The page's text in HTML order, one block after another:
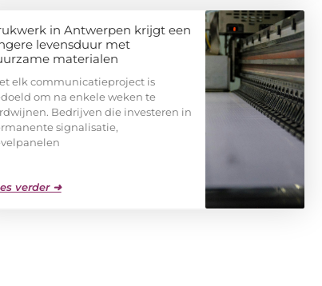
in Antwerpen krijgt een
levensduur met
materialen
elk communicatieproject is
om na enkele weken te
Bedrijven die investeren in
signalisatie,
verder ➜